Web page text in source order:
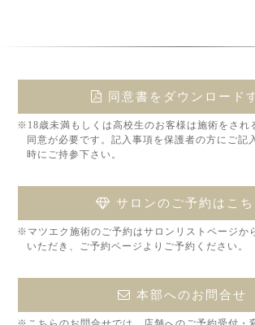
同意書をダウンロード
※18歳未満もしくは高校生のお客様は施術をされ
同意が必要です。記入事項を保護者の方にご記
時にご持参下さい。
サロンのご予約はこち
※マツエク施術のご予約はサロンリストページか
いただき、ご予約ページよりご予約ください。
本部へのお問合せ